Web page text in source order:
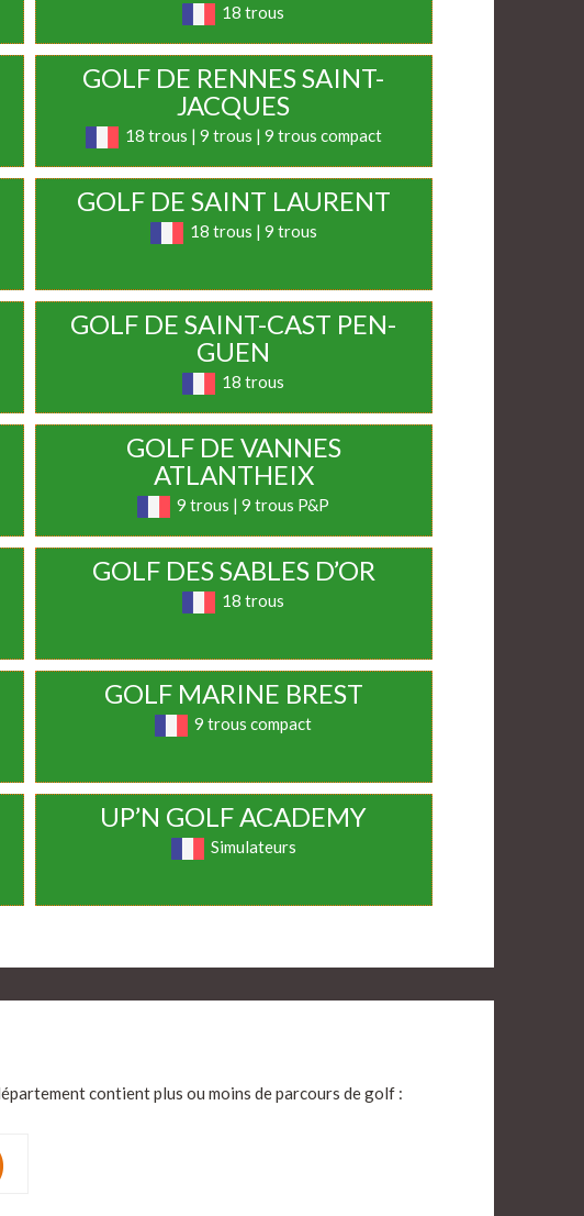
18 trous
GOLF DE RENNES SAINT-
JACQUES
18 trous | 9 trous | 9 trous compact
GOLF DE SAINT LAURENT
18 trous | 9 trous
GOLF DE SAINT-CAST PEN-
GUEN
18 trous
GOLF DE VANNES
ATLANTHEIX
9 trous | 9 trous P&P
GOLF DES SABLES D’OR
18 trous
GOLF MARINE BREST
9 trous compact
UP’N GOLF ACADEMY
Simulateurs
contient plus ou moins de parcours de golf :